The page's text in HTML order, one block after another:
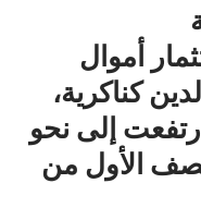
أموال
كناكرية،
إلى نحو
النصف الأول من